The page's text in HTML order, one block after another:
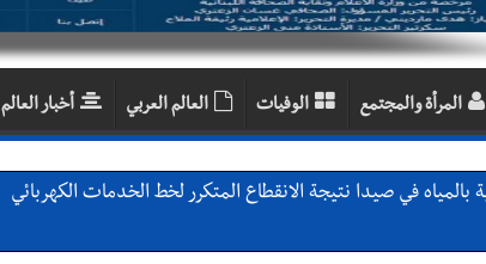
المرأة والمجتمع الوفيات العالم العربي أخبار العالم
في صيدا نتيجة الانقطاع المتكرر لخط الخدمات الكهربائي